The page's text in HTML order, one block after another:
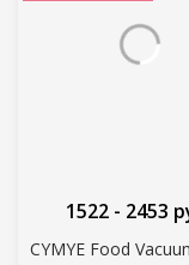
CYMYE Food
1522 - 2453